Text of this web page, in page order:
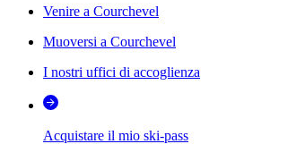
Venire a Courchevel
Muoversi a Courchevel
I nostri uffici di accoglienza
Acquistare il mio ski-pass